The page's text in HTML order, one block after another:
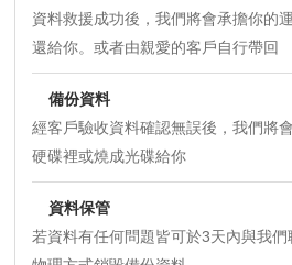
資料救援成功後，我們將會承擔你的
還給你。或者由親愛的客戶自行帶回
備份資料
經客戶驗收資料確認無誤後，我們將
硬碟裡或燒成光碟給你
資料保管
若資料有任何問題皆可於3天內與我